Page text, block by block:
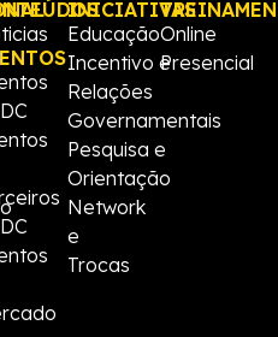
INICIATIVAS
Educação
Incentivo e
Relações
Governamentais
Pesquisa e
Orientação
Network
e
Trocas
Online
Presencial